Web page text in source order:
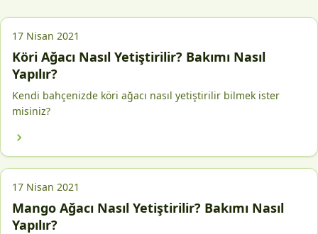
17 Nisan 2021
Köri Ağacı Nasıl Yetiştirilir? Bakımı Nasıl
Yapılır?
Kendi bahçenizde köri ağacı nasıl yetiştirilir bilmek ister
misiniz?
17 Nisan 2021
Mango Ağacı Nasıl Yetiştirilir? Bakımı Nasıl
Yapılır?